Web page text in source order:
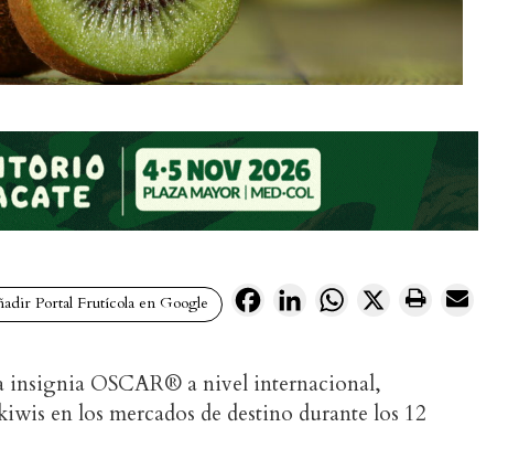
Portal Frutícola en Google FacebookLinkedInWhatsApp
X
insignia OSCAR® a nivel internacional,
en los mercados de destino durante los 12